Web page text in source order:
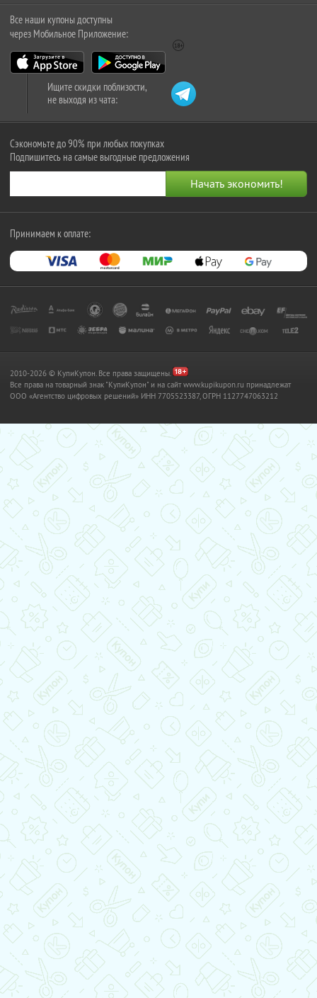
Все наши купоны доступны
через Мобильное Приложение:
Ищите скидки поблизости,
не выходя из чата:
Сэкономьте до 90% при любых покупках
Подпишитесь на самые выгодные предложения
Принимаем к оплате:
2010-2026 © КупиКупон. Все права защищены.
Все права на товарный знак "КупиКупон" и на сайт www.kupikupon.ru принадлежат
OOO «Агентство цифровых решений» ИНН 7705523387, ОГРН 1127747063212